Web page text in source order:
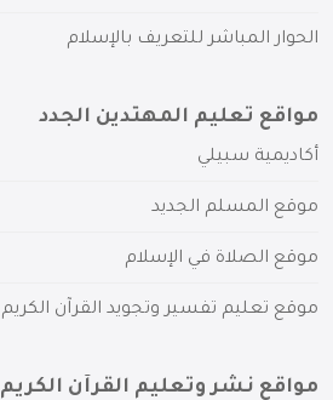
الحوار المباشر للتعريف بالإسلام
مواقع تعليم المهتدين الجدد
أكاديمية سبيلي
موقع المسلم الجديد
موقع الصلاة في الإسلام
موقع تعليم تفسير وتجويد القرآن الكريم
مواقع نشر وتعليم القرآن الكريم